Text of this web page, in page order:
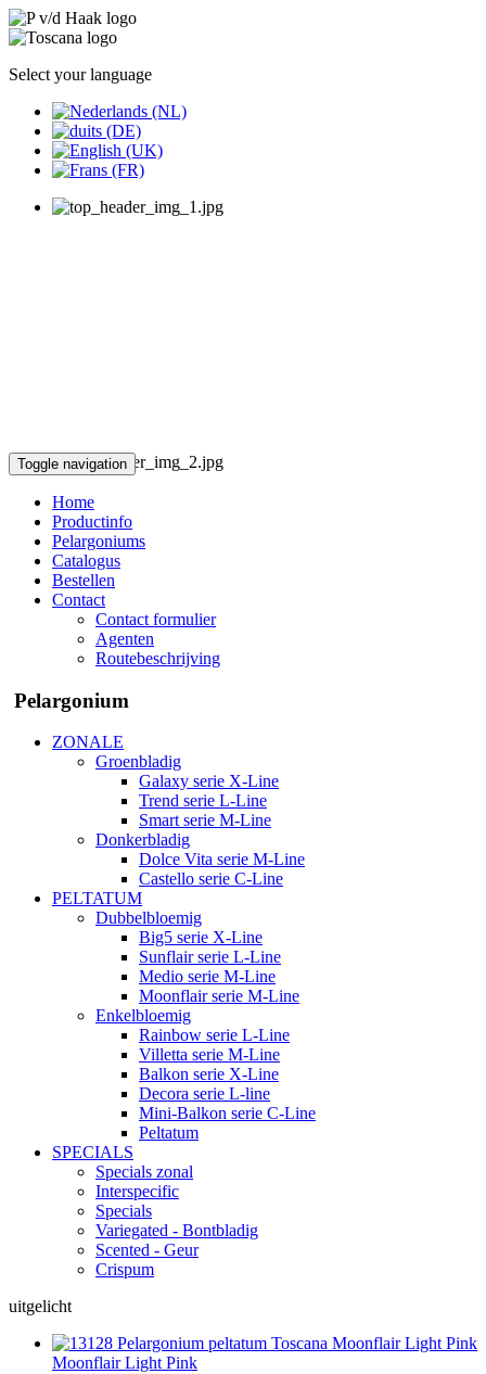
Select your language
Toggle navigation
Home
Productinfo
Pelargoniums
Catalogus
Bestellen
Contact
Contact formulier
Agenten
Routebeschrijving
Pelargonium
ZONALE
Groenbladig
Galaxy serie X-Line
Trend serie L-Line
Smart serie M-Line
Donkerbladig
Dolce Vita serie M-Line
Castello serie C-Line
PELTATUM
Dubbelbloemig
Big5 serie X-Line
Sunflair serie L-Line
Medio serie M-Line
Moonflair serie M-Line
Enkelbloemig
Rainbow serie L-Line
Villetta serie M-Line
Balkon serie X-Line
Decora serie L-line
Mini-Balkon serie C-Line
Peltatum
SPECIALS
Specials zonal
Interspecific
Specials
Variegated - Bontbladig
Scented - Geur
Crispum
uitgelicht
Moonflair Light Pink